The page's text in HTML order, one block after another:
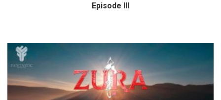
Episode III